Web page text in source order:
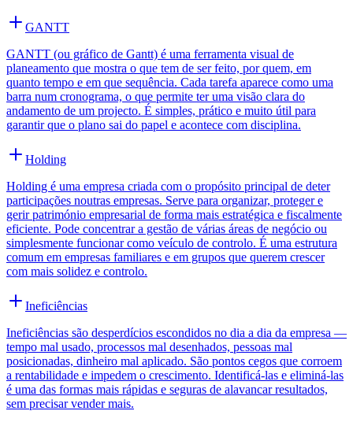
GANTT
GANTT (ou gráfico de Gantt) é uma ferramenta visual de
planeamento que mostra o que tem de ser feito, por quem, em
quanto tempo e em que sequência. Cada tarefa aparece como uma
barra num cronograma, o que permite ter uma visão clara do
andamento de um projecto. É simples, prático e muito útil para
garantir que o plano sai do papel e acontece com disciplina.
Holding
Holding é uma empresa criada com o propósito principal de deter
participações noutras empresas. Serve para organizar, proteger e
gerir património empresarial de forma mais estratégica e fiscalmente
eficiente. Pode concentrar a gestão de várias áreas de negócio ou
simplesmente funcionar como veículo de controlo. É uma estrutura
comum em empresas familiares e em grupos que querem crescer
com mais solidez e controlo.
Ineficiências
Ineficiências são desperdícios escondidos no dia a dia da empresa —
tempo mal usado, processos mal desenhados, pessoas mal
posicionadas, dinheiro mal aplicado. São pontos cegos que corroem
a rentabilidade e impedem o crescimento. Identificá-las e eliminá-las
é uma das formas mais rápidas e seguras de alavancar resultados,
sem precisar vender mais.